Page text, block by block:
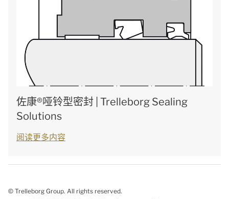
佐康®哑铃型密封 | Trelleborg Sealing
Solutions
阅读更多内容
© Trelleborg Group. All rights reserved.